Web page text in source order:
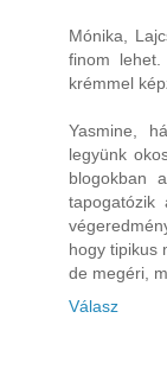
Mónika,
finom
krémmel
Yasmine,
legyünk
blogokban
hogy tipikus
de megéri,
Válasz